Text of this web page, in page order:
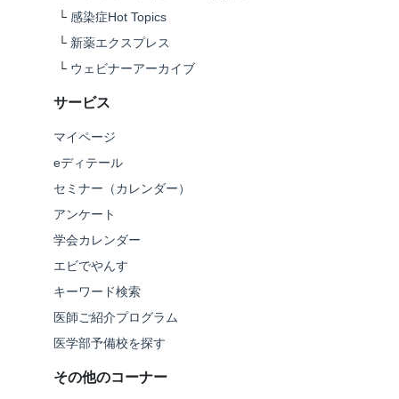
└ 感染症Hot Topics
└ 新薬エクスプレス
└ ウェビナーアーカイブ
サービス
マイページ
eディテール
セミナー（カレンダー）
アンケート
学会カレンダー
エビでやんす
キーワード検索
医師ご紹介プログラム
医学部予備校を探す
その他のコーナー